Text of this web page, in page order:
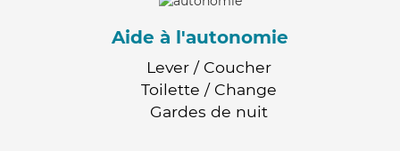
Aide à l'autonomie
Lever / Coucher
Toilette / Change
Gardes de nuit